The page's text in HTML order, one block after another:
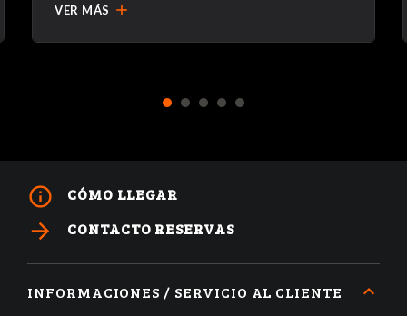
VER MÁS add
1 2 3 4 5
info_outline CÓMO LLEGAR
arrow_forward CONTACTO RESERVAS
INFORMACIONES / SERVICIO AL CLIENTE